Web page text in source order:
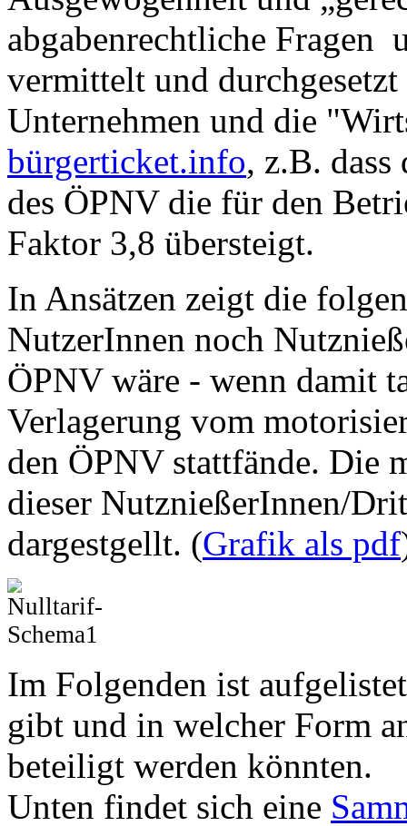
abgabenrechtliche Fragen
vermittelt und
Unternehmen und die
bürgerticket.info, z.B.
des ÖPNV die für den
Faktor 3,8 übersteigt.
In Ansätzen zeigt die
NutzerInnen noch
ÖPNV wäre - wenn damit
Verlagerung vom
den ÖPNV stattfände. Die
dieser NutznießerInnen/
dargestgellt. (Grafik als pdf
Im Folgenden ist
gibt und in welcher Form
beteiligt werden könnten.
Unten findet sich eine